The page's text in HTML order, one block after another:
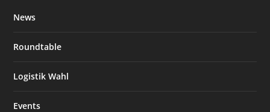
News
Roundtable
Logistik Wahl
Events